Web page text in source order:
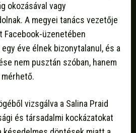
okozásával vagy
A megyei tanács vezetője
Facebook-üzenetében
éve élnek bizonytalanul, és a
nem pusztán szóban, hanem
vizsgálva a Salina Praid
és társadalmi kockázatokat